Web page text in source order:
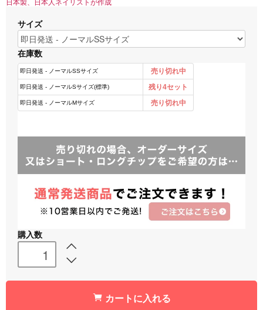
日本製、日本人ネイリストが作成
サイズ
在庫数
購入数
カートに入れる